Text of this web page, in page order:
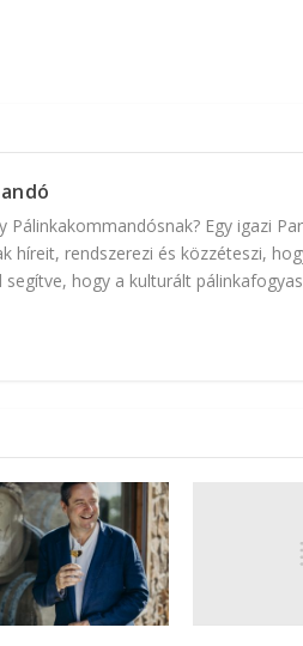
Pálinkakommandósnak? Egy igazi
híreit, rendszerezi és közzéteszi,
segítve, hogy a kulturált